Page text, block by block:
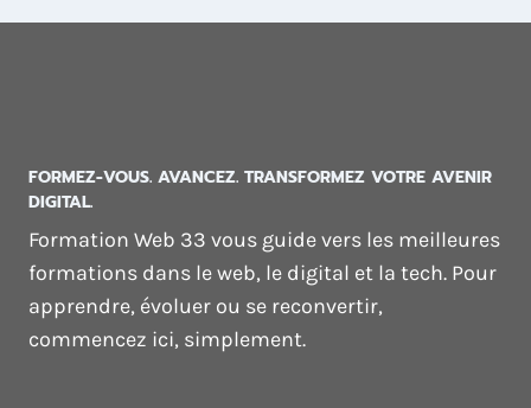
FORMEZ-VOUS. AVANCEZ. TRANSFORMEZ VOTRE AVENIR
DIGITAL.
Formation Web 33 vous guide vers les meilleures
formations dans le web, le digital et la tech. Pour
apprendre, évoluer ou se reconvertir,
commencez ici, simplement.